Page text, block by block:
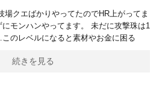
場クエばかりやってたのでHR上がってま
モンハンやってます。 未だに攻撃珠は1
のレベルになると素材やお金に困る
続きを見る